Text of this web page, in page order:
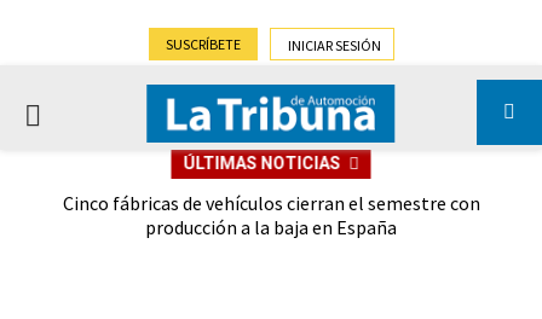
SUSCRÍBETE INICIAR SESIÓN
PRIMARY
ÚLTIMAS NOTICIAS
Cinco fábricas de vehículos cierran el semestre con
producción a la baja en España